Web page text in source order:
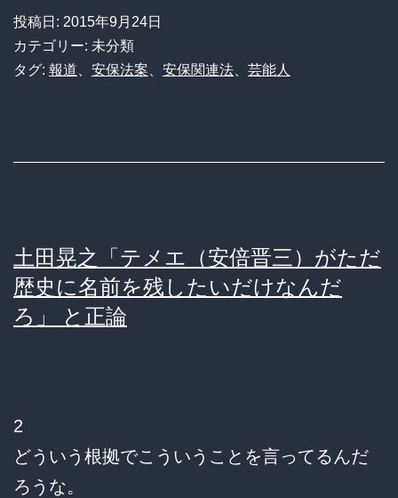
投稿日: 2015年9月24日
カテゴリー: 未分類
タグ: 報道 安保法案 安保関連法 芸能人
土田晃之「テメエ（安倍晋三）がただ
歴史に名前を残したいだけなんだ
ろ」 と正論
2
どういう根拠でこういうことを言ってるんだ
ろうな。